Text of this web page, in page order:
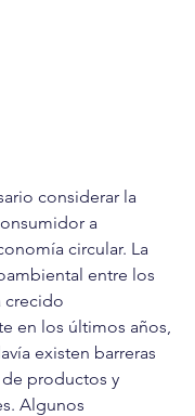
considerar la
a
circular. La
entre los
crecido
en los últimos años,
existen barreras
productos y
Algunos